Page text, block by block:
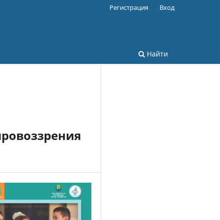
Найти
Регистрация Вход